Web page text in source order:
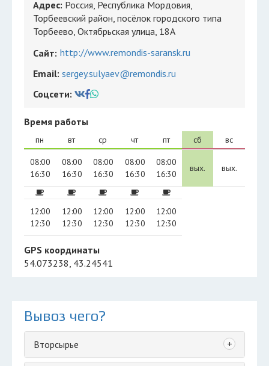
Адрес: Россия, Республика Мордовия,
Торбеевский район, посёлок городского типа
Торбеево, Октябрьская улица, 18А
Сайт: http://www.remondis-saransk.ru
Email: sergey.sulyaev@remondis.ru
Соцсети:
Время работы
пн
08:00
16:30
12:00
12:30
вт
08:00
16:30
12:00
12:30
ср
08:00
16:30
12:00
12:30
чт
08:00
16:30
12:00
12:30
пт
08:00
16:30
12:00
12:30
сб
вых.
вс
вых.
GPS координаты
54.073238, 43.24541
Вывоз чего?
Вторсырье +